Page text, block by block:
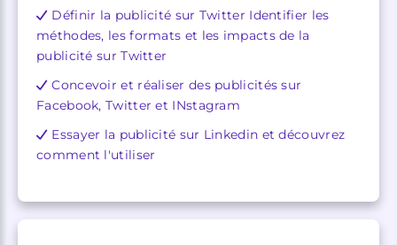
Définir la publicité sur Twitter Identifier les
méthodes, les formats et les impacts de la
publicité sur Twitter
Concevoir et réaliser des publicités sur
Facebook, Twitter et INstagram
Essayer la publicité sur Linkedin et découvrez
comment l'utiliser